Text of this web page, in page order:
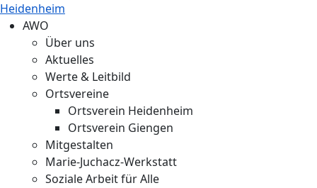
Heidenheim
AWO
Über uns
Aktuelles
Werte & Leitbild
Ortsvereine
Ortsverein Heidenheim
Ortsverein Giengen
Mitgestalten
Marie-Juchacz-Werkstatt
Soziale Arbeit für Alle